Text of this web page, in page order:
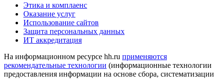
Этика и комплаенс
Оказание услуг
Использование сайтов
Защита персональных данных
ИТ аккредитация
На информационном ресурсе hh.ru применяются
рекомендательные технологии (информационные технологии
предоставления информации на основе сбора, систематизации